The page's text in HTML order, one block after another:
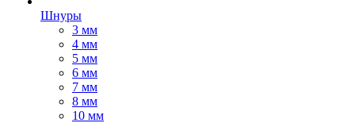
Шнуры
3 мм
4 мм
5 мм
6 мм
7 мм
8 мм
10 мм